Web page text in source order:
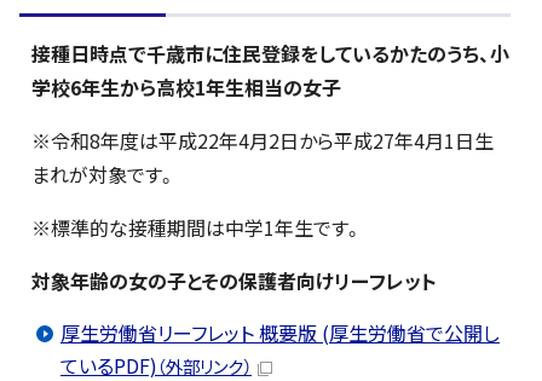
接種日時点で千歳市に住民登録をしているかたのうち、小
学校6年生から高校1年生相当の女子
※令和8年度は平成22年4月2日から平成27年4月1日生
まれが対象です。
※標準的な接種期間は中学1年生です。
対象年齢の女の子とその保護者向けリーフレット
厚生労働省リーフレット 概要版 (厚生労働省で公開し
ているPDF)（外部リンク）